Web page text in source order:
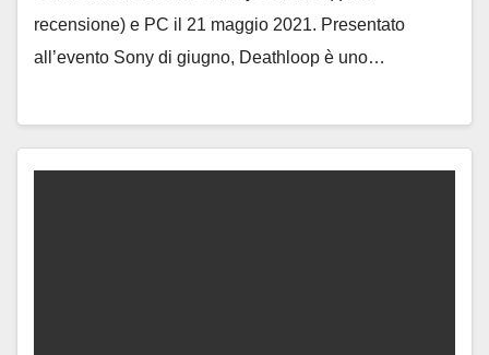
recensione) e PC il 21 maggio 2021. Presentato
all’evento Sony di giugno, Deathloop è uno…